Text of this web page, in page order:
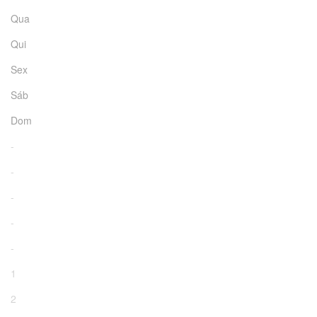
Qua
Qui
Sex
Sáb
Dom
-
-
-
-
-
1
2